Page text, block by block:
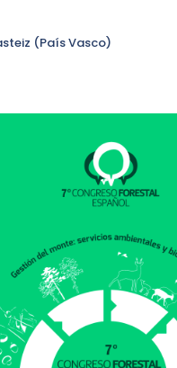
(País Vasco)